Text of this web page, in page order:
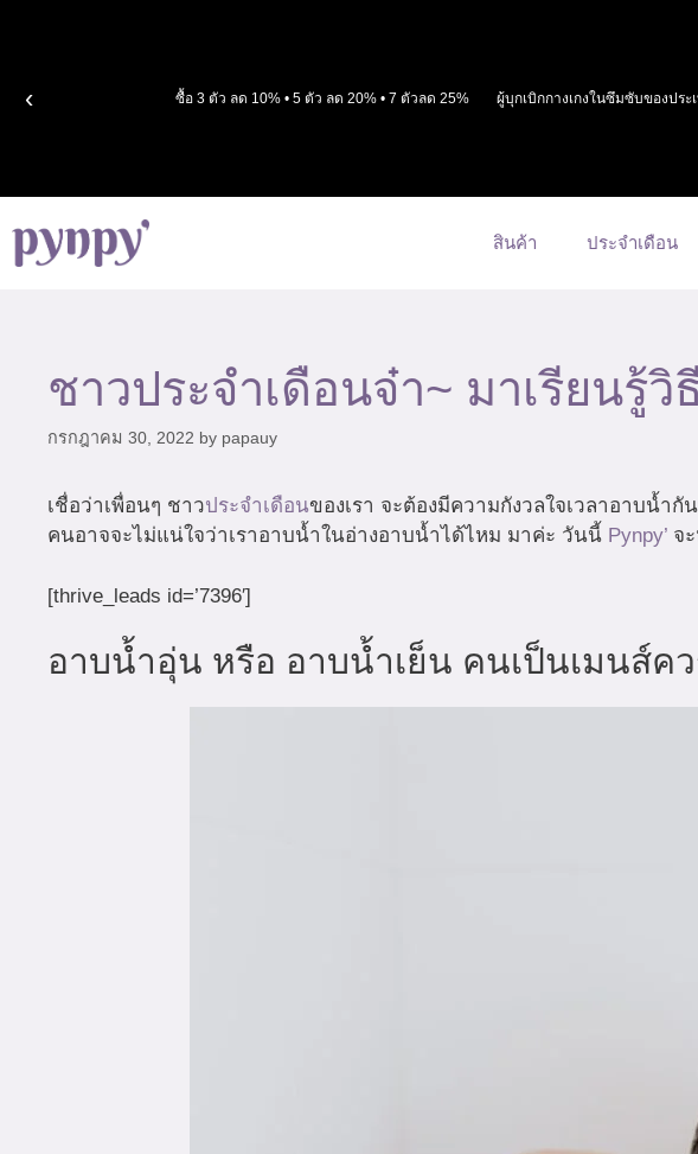
‹ ซื้อ 3 ตัว ลด 10% • 5 ตัว ลด 20% • 7 ตัวลด 25% ผู้บุกเบิกกางเกงในซึมซับของประ
สินค้า ประจำเดือน
ชาวประจำเดือนจ๋า~ มาเรียนรู้
กรกฎาคม 30, 2022 by papauy
เชื่อว่าเพื่อนๆ ชาวประจำเดือนของเรา จะต้องมีความกังวลใจเวลาอาบน้ำ
คนอาจจะไม่แน่ใจว่าเราอาบน้ำในอ่างอาบน้ำได้ไหม มาค่ะ วันนี้ Pynpy’ จ
[thrive_leads id=’7396′]
อาบน้ำอุ่น หรือ อาบน้ำเย็น คนเป็นเมนส์คว